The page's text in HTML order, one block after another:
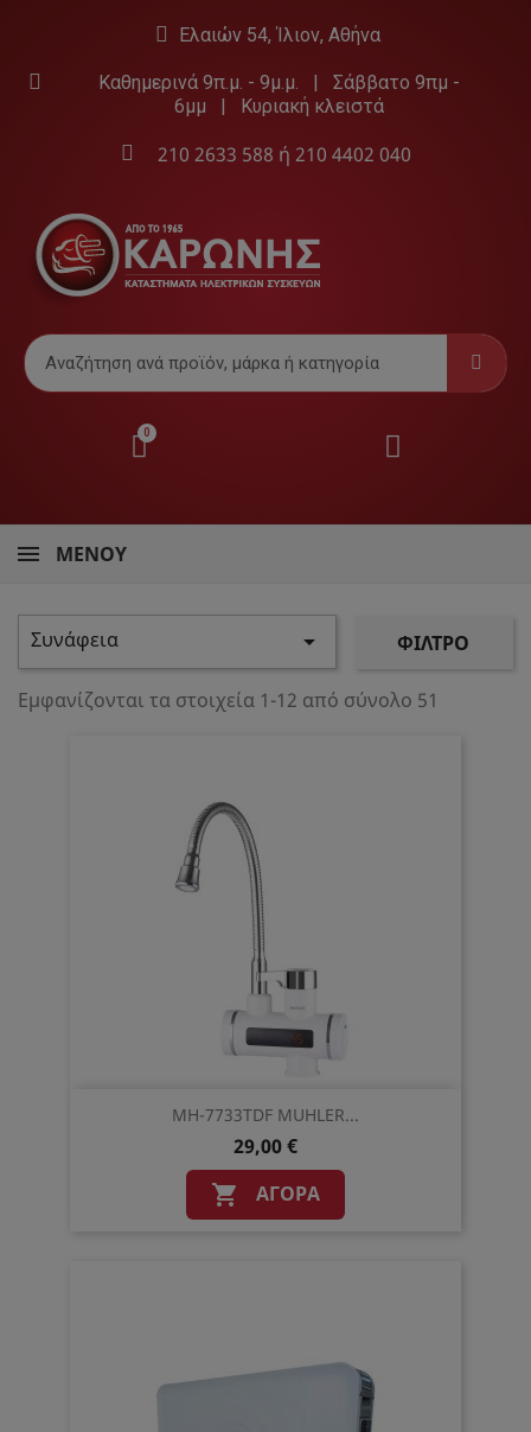
Ελαιών 54, Ίλιον, Αθήνα
Καθημερινά 9π.μ. - 9μ.μ. | Σάββατο 9πμ -
6μμ | Κυριακή κλειστά
210 2633 588 ή 210 4402 040
ΜΕΝΟΎ
Συνάφεια  ΦΊΛΤΡΟ
Εμφανίζονται τα στοιχεία 1-12 από σύνολο 51
MH-7733TDF MUHLER...
29,00 €
 ΑΓΟΡΆ